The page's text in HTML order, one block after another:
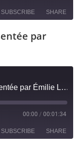
SUBSCRIBE SHARE
par
Histoire des communes présentée par Émilie Leroy: Ablis épisode 5
00:00 / 00:01:34
SUBSCRIBE SHARE